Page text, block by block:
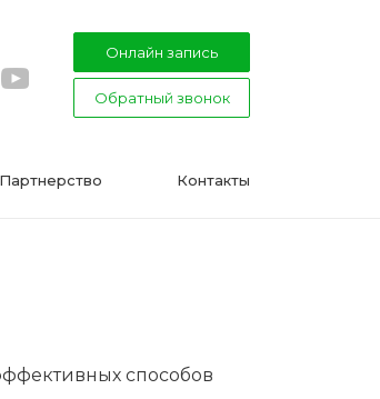
youtube
Онлайн запись
Обратный звонок
Партнерство Контакты
способов